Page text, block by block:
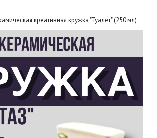
креативная кружка "Туалет" (250 мл)